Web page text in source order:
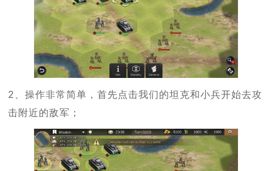
2、操作非常简单，首先点击我们的坦克和小兵开始去攻
击附近的敌军；